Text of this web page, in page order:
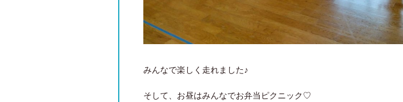
みんなで楽しく走れました♪
そして、お昼はみんなでお弁当ピクニック♡